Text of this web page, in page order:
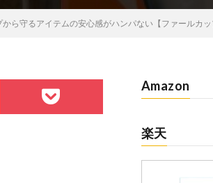
ら守るアイテムの安心感がハンパない【ファールカッ
Amazon
楽天